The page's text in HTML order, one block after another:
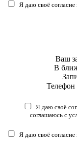
Я даю своё
Ваш
В
Телефон
Я даю своё
соглашаюсь с
Я даю своё